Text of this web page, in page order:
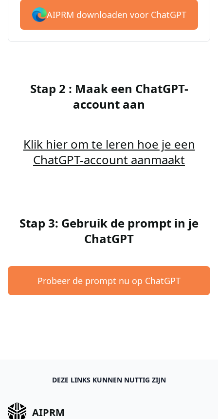
AIPRM downloaden voor ChatGPT
Stap 2 : Maak een ChatGPT-
account aan
Klik hier om te leren hoe je een
ChatGPT-account aanmaakt
Stap 3: Gebruik de prompt in je
ChatGPT
Probeer de prompt nu op ChatGPT
DEZE LINKS KUNNEN NUTTIG ZIJN
AIPRM